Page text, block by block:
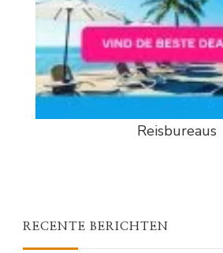
Reisbureaus
RECENTE BERICHTEN